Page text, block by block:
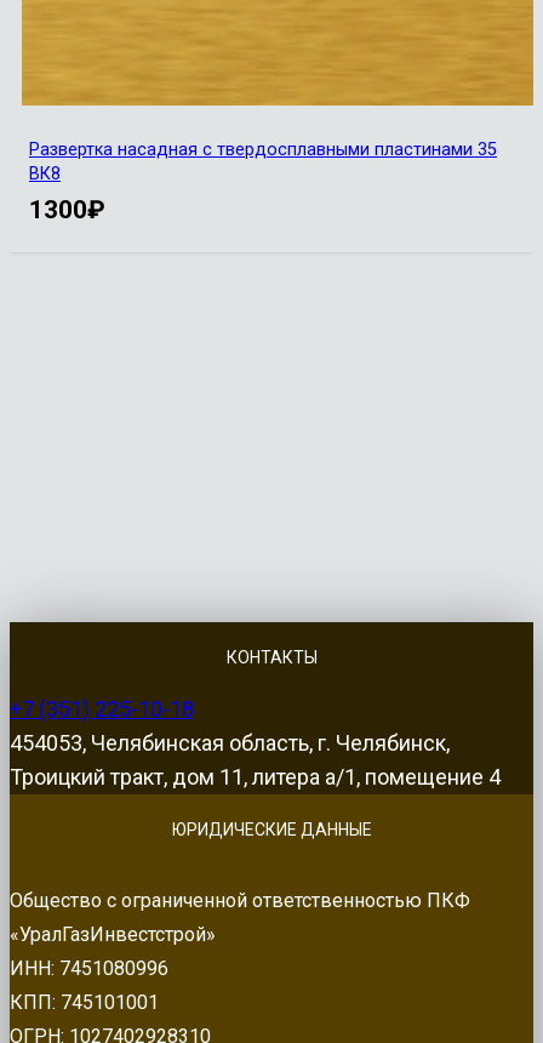
Развертка насадная с твердосплавными пластинами 35
ВК8
1300₽
КОНТАКТЫ
+7 (351) 225-10-18
454053, Челябинская область, г. Челябинск,
Троицкий тракт, дом 11, литера а/1, помещение 4
ЮРИДИЧЕСКИЕ ДАННЫЕ
Общество с ограниченной ответственностью ПКФ
«УралГазИнвестстрой»
ИНН: 7451080996
КПП: 745101001
ОГРН: 1027402928310